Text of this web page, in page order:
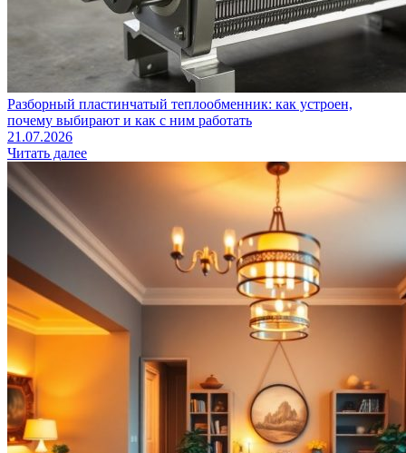
Разборный пластинчатый теплообменник: как устроен,
почему выбирают и как с ним работать
21.07.2026
Читать далее